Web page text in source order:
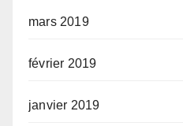
mars 2019
février 2019
janvier 2019